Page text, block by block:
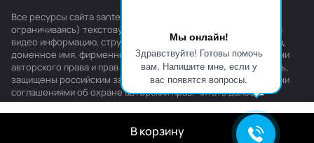
Мы онлайн!
Здравствуйте! Готовы помочь
вам. Напишите мне, если у
вас появятся вопросы.
В корзину
Все ресурсы сайта santehkomfort.ru, включая (но не
ограничиваясь) текстовую, графическую, фотографическую и
видео информацию, структуру, дизайн и оформление страниц,
доменное имя, фирменное наименование являются объектами
авторского права и прав на интеллектуальную собственность,
защищены российским законодательством и международными
соглашениями об охране авторских прав.Читать далее